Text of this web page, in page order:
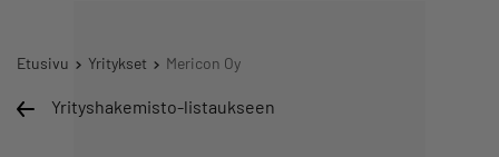
Etusivu Yritykset Mericon Oy
Yrityshakemisto-listaukseen
Suodata hakutuloksia: näytä kaikki sisältö